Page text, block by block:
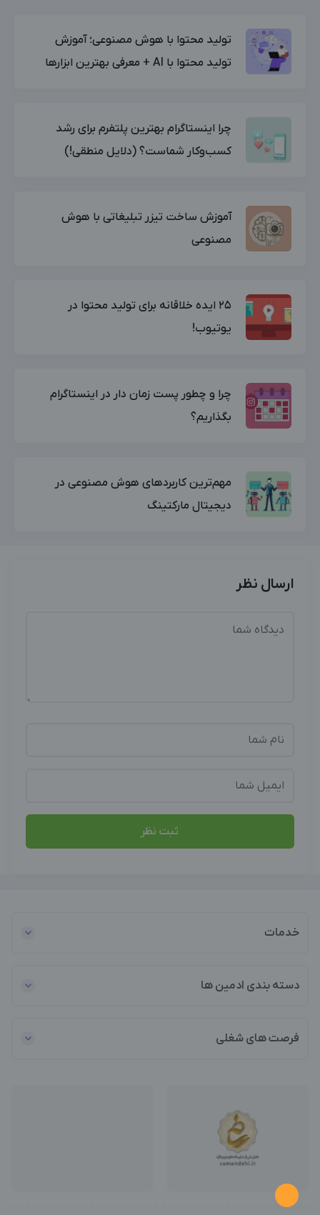
تولید محتوا با هوش مصنوعی؛ آموزش
تولید محتوا با AI + معرفی بهترین ابزارها
چرا اینستاگرام بهترین پلتفرم برای رشد
کسب‌وکار شماست؟ (دلایل منطقی!)
آموزش ساخت تیزر تبلیغاتی با هوش
مصنوعی
۲۵ ایده خلاقانه برای تولید محتوا در
یوتیوب!
چرا و چطور پست زمان دار در اینستاگرام
بگذاریم؟
مهم‌ترین کاربردهای هوش مصنوعی در
دیجیتال مارکتینگ
ارسال نظر
ثبت نظر
خدمات
دسته بندی ادمین ها
فرصت های شغلی